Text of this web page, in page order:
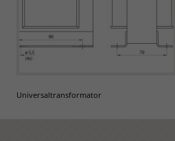
Universaltransformator